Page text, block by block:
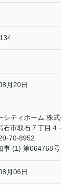
月20日
シティホーム 株
石市取石７丁目４
70-8952
事 (1) 第064768号
月06日